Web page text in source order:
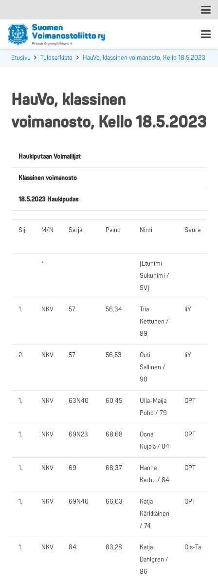
Etusivu Tulosarkisto HauVo, klassinen voimanosto, Kello 18.5.2023
HauVo, klassinen
voimanosto, Kello 18.5.2023
Haukiputaan Voimailijat
Klassinen voimanosto
18.5.2023 Haukipudas
Sij. M/N Sarja Paino Nimi Seura
*
(Etunimi
Sukunimi /
SV)
1. NKV 57 56,34
Tiia
Kettunen /
89
IiY
2. NKV 57 56,53
Outi
Sallinen /
90
IiY
1. NKV 63N40 60,45
Ulla-Maija
Pöhö / 79
OPT
1. NKV 69N23 68,68
Oona
Kujala / 04
OPT
1. NKV 69 68,37
Hanna
Karhu / 84
OPT
1. NKV 69N40 66,03
Katja
Kärkkäinen
/ 74
OPT
1. NKV 84 83,28
Katja
Dahlgren /
86
Ols-Ta